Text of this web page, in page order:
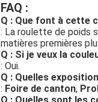
FAQ :
Q : Que font à cette
: La roulette de poids
matières premières
Q : Si je veux la
: Oui.
Q : Quelles
: Foire de canton,